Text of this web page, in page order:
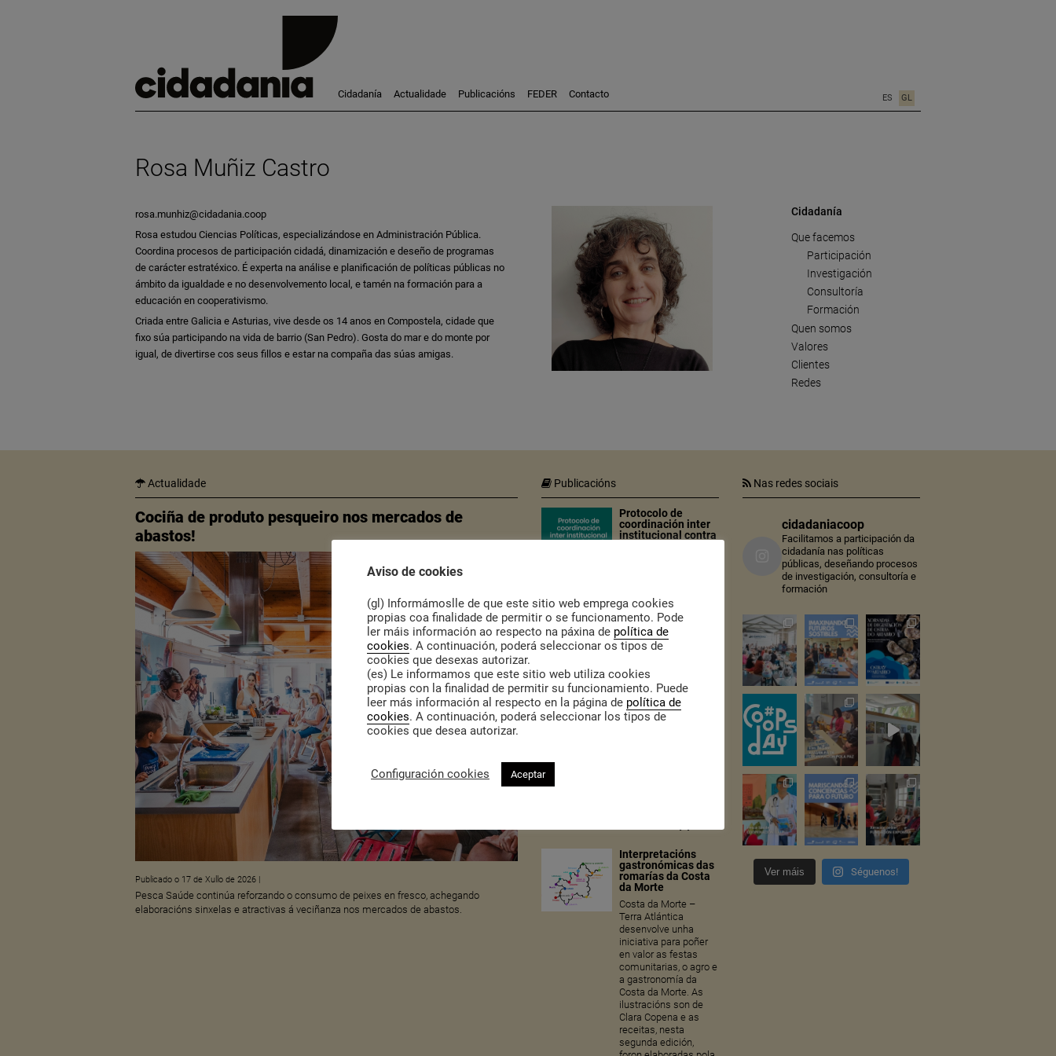
Cidadanía Actualidade Publicacións FEDER Contacto ES GL
Rosa Muñiz Castro
rosa.munhiz@cidadania.coop
Rosa estudou Ciencias Políticas, especializándose en Administración Pública.
Coordina procesos de participación cidadá, dinamización e deseño de programas
de carácter estratéxico. É experta na análise e planificación de políticas públicas no
ámbito da igualdade e no desenvolvemento local, e tamén na formación para a
educación en cooperativismo.
Criada entre Galicia e Asturias, vive desde os 14 anos en Compostela, cidade que
fixo súa participando na vida de barrio (San Pedro). Gosta do mar e do monte por
igual, de divertirse cos seus fillos e estar na compaña das súas amigas.
Cidadanía
Que facemos
Participación
Investigación
Consultoría
Formación
Quen somos
Valores
Clientes
Redes
Actualidade
Cociña de produto pesqueiro nos mercados de
abastos!
Publicado o 17 de Xullo de 2026
Pesca Saúde continúa reforzando o consumo de peixes en fresco, achegando
elaboracións sinxelas e atractivas á veciñanza nos mercados de abastos.
Publicacións
Protocolo de
coordinación inter
institucional contra
municipal para a
coordinación entre
axentes que
interveñen nos
procesos de
situacións de
violencia de xénero. O
centro de saúde, o
ámbito educativo, as
forzas e corpos de
Interpretacións
gastronómicas das
romarías da Costa
da Morte
Costa da Morte –
Terra Atlántica
desenvolve unha
iniciativa para poñer
en valor as festas
comunitarias, o agro e
a gastronomía da
Costa da Morte. As
ilustracións son de
Clara Copena e as
receitas, nesta
segunda edición,
Nas redes sociais
cidadaniacoop
Facilitamos a participación da
cidadanía nas políticas
públicas, deseñando procesos
de investigación, consultoría e
formación
Ver máis Séguenos!
Aviso de cookies
(gl) Informámoslle de que este sitio web emprega cookies
propias coa finalidade de permitir o se funcionamento. Pode
ler máis información ao respecto na páxina de política de
cookies. A continuación, poderá seleccionar os tipos de
cookies que desexas autorizar.
(es) Le informamos que este sitio web utiliza cookies
propias con la finalidad de permitir su funcionamiento. Puede
leer más información al respecto en la página de política de
cookies. A continuación, poderá seleccionar los tipos de
cookies que desea autorizar.
Configuración cookies Aceptar